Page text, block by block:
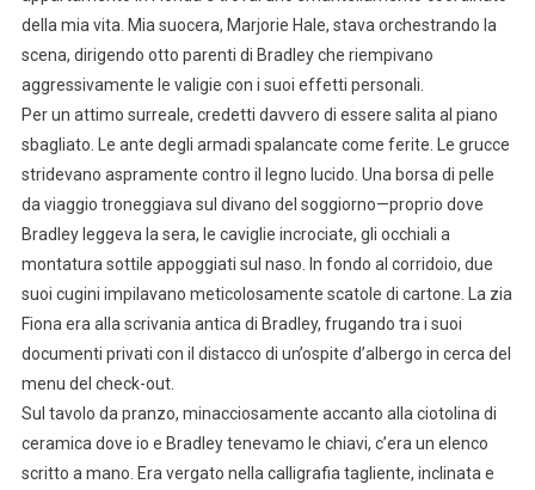
della mia vita. Mia suocera, Marjorie Hale, stava orchestrando la
scena, dirigendo otto parenti di Bradley che riempivano
aggressivamente le valigie con i suoi effetti personali.
Per un attimo surreale, credetti davvero di essere salita al piano
sbagliato. Le ante degli armadi spalancate come ferite. Le grucce
stridevano aspramente contro il legno lucido. Una borsa di pelle
da viaggio troneggiava sul divano del soggiorno—proprio dove
Bradley leggeva la sera, le caviglie incrociate, gli occhiali a
montatura sottile appoggiati sul naso. In fondo al corridoio, due
suoi cugini impilavano meticolosamente scatole di cartone. La zia
Fiona era alla scrivania antica di Bradley, frugando tra i suoi
documenti privati con il distacco di un’ospite d’albergo in cerca del
menu del check-out.
Sul tavolo da pranzo, minacciosamente accanto alla ciotolina di
ceramica dove io e Bradley tenevamo le chiavi, c’era un elenco
scritto a mano. Era vergato nella calligrafia tagliente, inclinata e